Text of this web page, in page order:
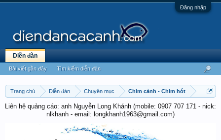
Đăng nhập
Trang chủ Diễn đàn Chuyên mục Chim cảnh - Chim hót
Liên hệ quảng cáo: anh Nguyễn Long Khánh (mobile: 0907 707 171 - nick:
nlkhanh - email: longkhanh1963@gmail.com)
Diễn đàn
Bài viết gần đây Tìm kiếm diễn đàn